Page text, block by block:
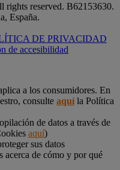
reserved. B62153630.
España.
DE PRIVACIDAD
de accesibilidad
a los consumidores. En
consulte aquíla Política
de datos a través de
aquí)
sus datos
acerca de cómo y por qué